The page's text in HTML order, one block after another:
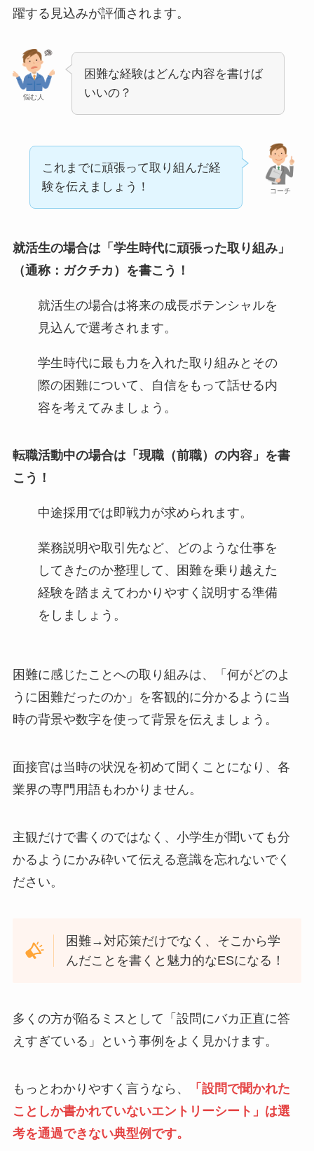
躍する見込みが評価されます。
悩む人
困難な経験はどんな内容を書けば
いいの？
コーチ
これまでに頑張って取り組んだ経
験を伝えましょう！
就活生の場合は「学生時代に頑張った取り組み」
（通称：ガクチカ）を書こう！
就活生の場合は将来の成長ポテンシャルを
見込んで選考されます。
学生時代に最も力を入れた取り組みとその
際の困難について、自信をもって話せる内
容を考えてみましょう。
転職活動中の場合は「現職（前職）の内容」を書
こう！
中途採用では即戦力が求められます。
業務説明や取引先など、どのような仕事を
してきたのか整理して、困難を乗り越えた
経験を踏まえてわかりやすく説明する準備
をしましょう。
困難に感じたことへの取り組みは、「何がどのよ
うに困難だったのか」を客観的に分かるように当
時の背景や数字を使って背景を伝えましょう。
面接官は当時の状況を初めて聞くことになり、各
業界の専門用語もわかりません。
主観だけで書くのではなく、小学生が聞いても分
かるようにかみ砕いて伝える意識を忘れないでく
ださい。
困難→対応策だけでなく、そこから学
んだことを書くと魅力的なESになる！
多くの方が陥るミスとして「設問にバカ正直に答
えすぎている」という事例をよく見かけます。
もっとわかりやすく言うなら、
「設問で聞かれた
ことしか書かれていないエントリーシート」は選
考を通過できない典型例です。